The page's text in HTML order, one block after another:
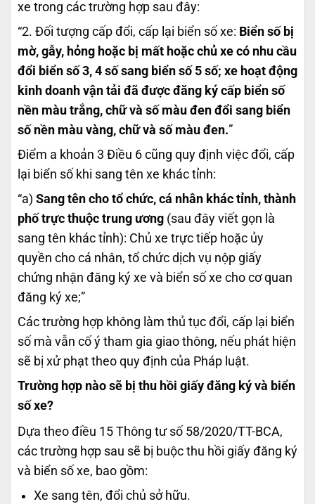
xe trong các trường hợp sau đây:
“2. Đối tượng cấp đổi, cấp lại biển số xe: Biển số bị
mờ, gẫy, hỏng hoặc bị mất hoặc chủ xe có nhu cầu
đổi biển số 3, 4 số sang biển số 5 số; xe hoạt động
kinh doanh vận tải đã được đăng ký cấp biển số
nền màu trắng, chữ và số màu đen đổi sang biển
số nền màu vàng, chữ và số màu đen.”
Điểm a khoản 3 Điều 6 cũng quy định việc đổi, cấp
lại biển số khi sang tên xe khác tỉnh:
“a) Sang tên cho tổ chức, cá nhân khác tỉnh, thành
phố trực thuộc trung ương (sau đây viết gọn là
sang tên khác tỉnh): Chủ xe trực tiếp hoặc ủy
quyền cho cá nhân, tổ chức dịch vụ nộp giấy
chứng nhận đăng ký xe và biển số xe cho cơ quan
đăng ký xe;”
Các trường hợp không làm thủ tục đổi, cấp lại biển
số mà vẫn cố ý tham gia giao thông, nếu phát hiện
sẽ bị xử phạt theo quy định của Pháp luật.
Trường hợp nào sẽ bị thu hồi giấy đăng ký và biển
số xe?
Dựa theo điều 15 Thông tư số 58/2020/TT-BCA,
các trường hợp sau sẽ bị buộc thu hồi giấy đăng ký
và biển số xe, bao gồm:
Xe sang tên, đổi chủ sở hữu.